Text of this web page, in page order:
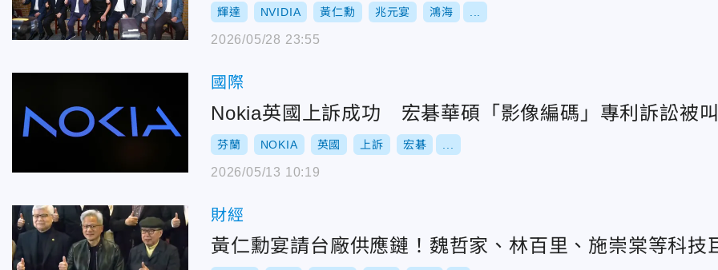
輝達 NVIDIA 黃仁勳 兆元宴 鴻海
2026/05/28 23:55
國際
Nokia英國上訴成功 宏碁華碩「影像編碼」專利訴訟被
芬蘭 NOKIA 英國 上訴 宏碁
2026/05/13 10:19
財經
黃仁勳宴請台廠供應鏈！魏哲家、林百里、施崇棠等科技